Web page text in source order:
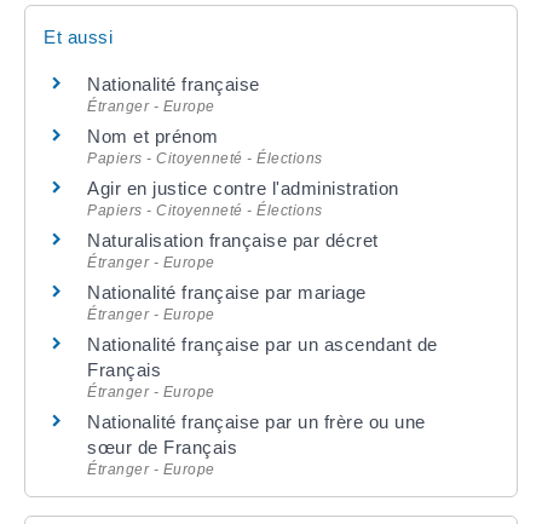
Et aussi
Nationalité française
Étranger - Europe
Nom et prénom
Papiers - Citoyenneté - Élections
Agir en justice contre l'administration
Papiers - Citoyenneté - Élections
Naturalisation française par décret
Étranger - Europe
Nationalité française par mariage
Étranger - Europe
Nationalité française par un ascendant de
Français
Étranger - Europe
Nationalité française par un frère ou une
sœur de Français
Étranger - Europe